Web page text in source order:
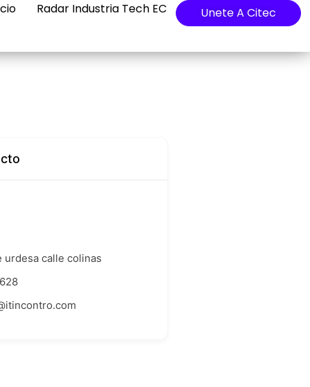
Radar Industria Tech EC Unete A Citec
urdesa calle colinas